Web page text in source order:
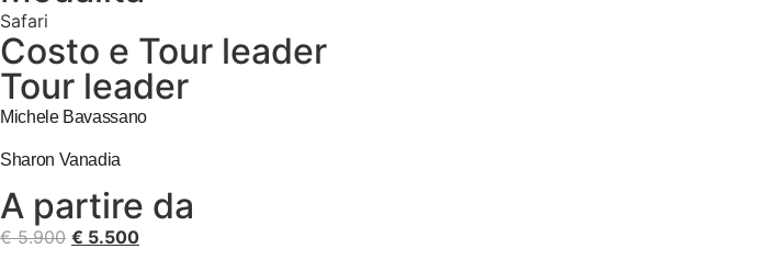
Safari
Costo e Tour leader
Tour leader
Michele Bavassano
Sharon Vanadia
A partire da
€5.900 Il
€ 5.500Il